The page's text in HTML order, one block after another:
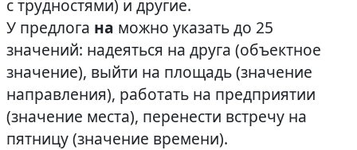
с трудностями) и другие.
У предлога на можно указать до 25
значений: надеяться на друга (объектное
значение), выйти на площадь (значение
направления), работать на предприятии
(значение места), перенести встречу на
пятницу (значение времени).